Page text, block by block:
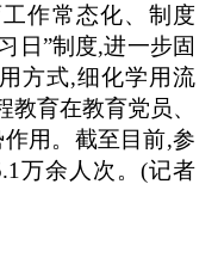
作常态化、制度
日”制度,进一步固
方式,细化学用流
育在教育党员、
用。截至目前,参
万余人次。 (记者